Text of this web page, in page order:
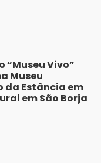
“Museu Vivo”
Museu
da Estância em
em São Borja